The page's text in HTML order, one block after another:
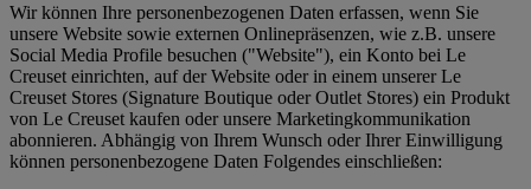
Wir können Ihre personenbezogenen Daten erfassen, wenn Sie
unsere Website sowie externen Onlinepräsenzen, wie z.B. unsere
Social Media Profile besuchen ("Website"), ein Konto bei Le
Creuset einrichten, auf der Website oder in einem unserer Le
Creuset Stores (Signature Boutique oder Outlet Stores) ein Produkt
von Le Creuset kaufen oder unsere Marketingkommunikation
abonnieren. Abhängig von Ihrem Wunsch oder Ihrer Einwilligung
können personenbezogene Daten Folgendes einschließen: